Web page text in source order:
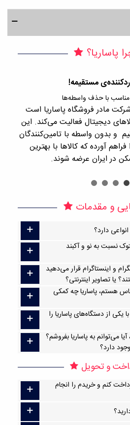
پاساریا؟
مستقیمه!
با حذف واسطه‌ها
شرکت مادر فروشگاه پاساریا است
دیجیتال فعالیت می‌کند. این
و بدون واسطه با تامین‌کنندگان
آورده که کالاها با بهترین
در ایران عرضه شوند.
و مقدمات
دارد؟
نسبت به نو و آکبند
و اینستاگرام قرار می‌دهید
یا تصاویر اینترنتی؟
هستم، پاساریا چه کمکی
از دستگاه‌های پاساریا را
می‌توانم به پاساریا بفروشم؟
دارد؟
و تحویل
کنم و خریدم را انجام